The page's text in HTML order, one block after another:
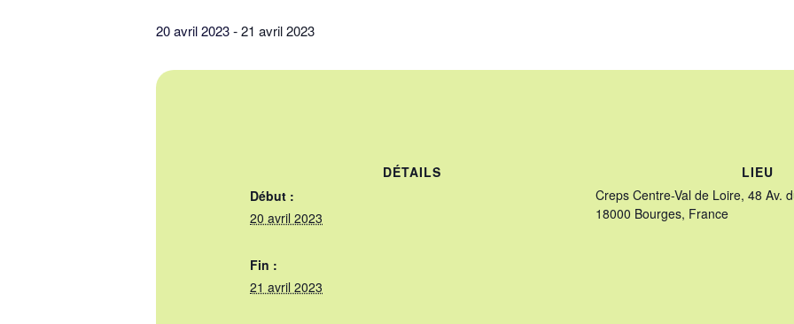
Assemblée
20 avril 2023-21 avril 2023
DÉTAILS
Début :
20 avril 2023
Fin :
21 avril 2023
LIEU
Creps Centre-Val de Loire, 48 Av.
18000 Bourges, France